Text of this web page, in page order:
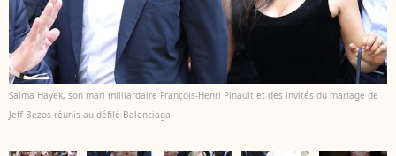
Salma Hayek, son mari milliardaire François-Henri Pinault et des invités du mariage de
Jeff Bezos réunis au défilé Balenciaga